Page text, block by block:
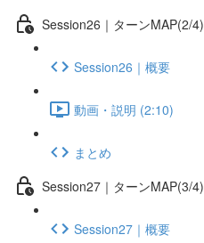
Session26｜ターンMAP(2/4)
Session26｜概要
動画・説明 (2:10)
まとめ
Session27｜ターンMAP(3/4)
Session27｜概要